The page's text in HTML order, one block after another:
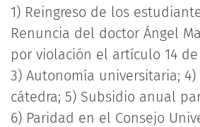
1) Reingreso de los
Renuncia del doctor Ángel
por violación el artículo 14
3) Autonomía universitaria;
cátedra; 5) Subsidio anual
6) Paridad en el Consejo